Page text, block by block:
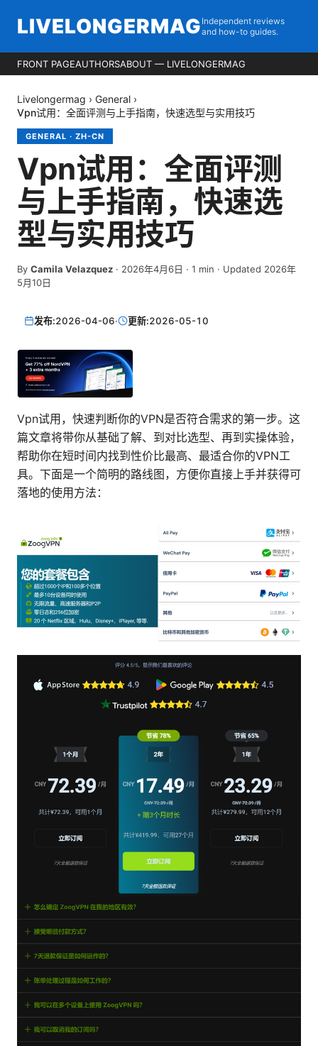
LIVELONGERMAG Independent reviews
and how-to guides.
FRONT PAGEAUTHORSABOUT — LIVELONGERMAG
Livelongermag › General ›
Vpn试用：全面评测与上手指南，快速选型与实用技巧
GENERAL · ZH-CN
Vpn试用：全面评测
与上手指南，快速选
型与实用技巧
By Camila Velazquez · 2026年4月6日 · 1 min · Updated 2026年
5月10日
发布:2026-04-06· 更新:2026-05-10
Vpn试用，快速判断你的VPN是否符合需求的第一步。这
篇文章将带你从基础了解、到对比选型、再到实操体验，
帮助你在短时间内找到性价比最高、最适合你的VPN工
具。下面是一个简明的路线图，方便你直接上手并获得可
落地的使用方法：